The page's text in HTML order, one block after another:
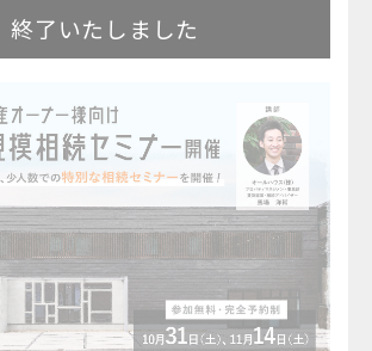
終了いたしました